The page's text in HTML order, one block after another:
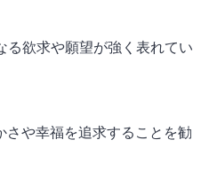
る欲求や願望が強く表れてい
さや幸福を追求することを勧